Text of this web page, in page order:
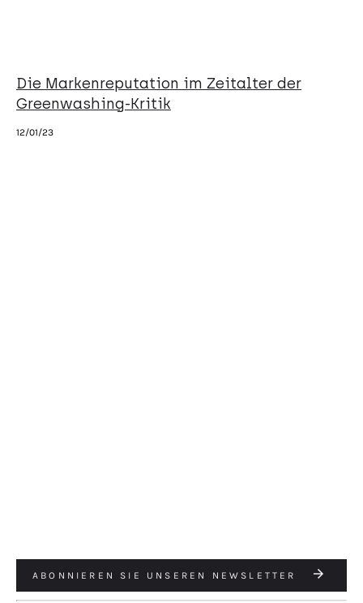
Die Markenreputation im Zeitalter der
Greenwashing-Kritik
12/01/23
ABONNIEREN SIE UNSEREN NEWSLETTER